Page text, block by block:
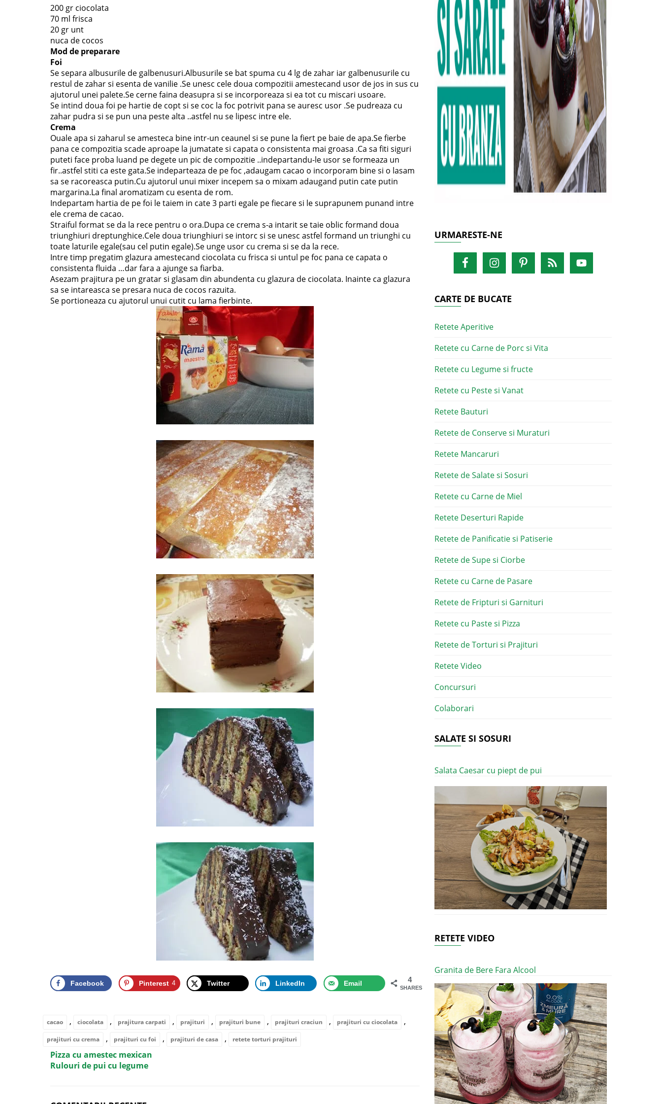
200 gr ciocolata
70 ml frisca
20 gr unt
nuca de cocos
Mod de preparare
Foi
Se separa albusurile de galbenusuri.Albusurile se bat spuma cu 4 lg de zahar iar galbenusurile cu
restul de zahar si esenta de vanilie .Se unesc cele doua compozitii amestecand usor de jos in sus cu
ajutorul unei palete.Se cerne faina deasupra si se incorporeaza si ea tot cu miscari usoare.
Se intind doua foi pe hartie de copt si se coc la foc potrivit pana se auresc usor .Se pudreaza cu
zahar pudra si se pun una peste alta ..astfel nu se lipesc intre ele.
Crema
Ouale apa si zaharul se amesteca bine intr-un ceaunel si se pune la fiert pe baie de apa.Se fierbe
pana ce compozitia scade aproape la jumatate si capata o consistenta mai groasa .Ca sa fiti siguri
puteti face proba luand pe degete un pic de compozitie ..indepartandu-le usor se formeaza un
fir..astfel stiti ca este gata.Se indeparteaza de pe foc ,adaugam cacao o incorporam bine si o lasam
sa se racoreasca putin.Cu ajutorul unui mixer incepem sa o mixam adaugand putin cate putin
margarina.La final aromatizam cu esenta de rom.
Indepartam hartia de pe foi le taiem in cate 3 parti egale pe fiecare si le suprapunem punand intre
ele crema de cacao.
Straiful format se da la rece pentru o ora.Dupa ce crema s-a intarit se taie oblic formand doua
triunghiuri dreptunghice.Cele doua triunghiuri se intorc si se unesc astfel formand un triunghi cu
toate laturile egale(sau cel putin egale).Se unge usor cu crema si se da la rece.
Intre timp pregatim glazura amestecand ciocolata cu frisca si untul pe foc pana ce capata o
consistenta fluida …dar fara a ajunge sa fiarba.
Asezam prajitura pe un gratar si glasam din abundenta cu glazura de ciocolata. Inainte ca glazura
sa se intareasca se presara nuca de cocos razuita.
Se portioneaza cu ajutorul unui cutit cu lama fierbinte.
4
SHARES
Facebook Pinterest 4 Twitter LinkedIn Email
cacao , ciocolata , prajitura carpati , prajituri , prajituri bune , prajituri craciun , prajituri cu ciocolata ,
prajituri cu crema , prajituri cu foi , prajituri de casa , retete torturi prajituri
Pizza cu amestec mexican
Rulouri de pui cu legume
URMARESTE-NE
CARTE DE BUCATE
Retete Aperitive
Retete cu Carne de Porc si Vita
Retete cu Legume si fructe
Retete cu Peste si Vanat
Retete Bauturi
Retete de Conserve si Muraturi
Retete Mancaruri
Retete de Salate si Sosuri
Retete cu Carne de Miel
Retete Deserturi Rapide
Retete de Panificatie si Patiserie
Retete de Supe si Ciorbe
Retete cu Carne de Pasare
Retete de Fripturi si Garnituri
Retete cu Paste si Pizza
Retete de Torturi si Prajituri
Retete Video
Concursuri
Colaborari
SALATE SI SOSURI
Salata Caesar cu piept de pui
RETETE VIDEO
Granita de Bere Fara Alcool